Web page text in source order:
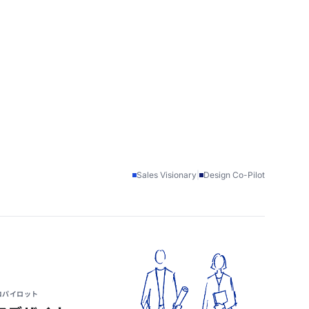
Sales Visionary Design Co-Pilot
イロット